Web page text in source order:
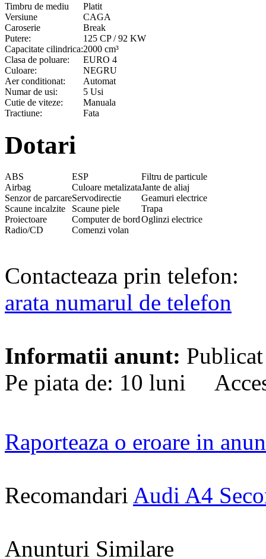
Timbru de mediu
Platit
Versiune
CAGA
Caroserie
Break
Putere:
125 CP / 92 KW
Capacitate cilindrica:2000 cm³
Clasa de poluare:
EURO 4
Culoare:
NEGRU
Aer conditionat:
Automat
Numar de usi:
5 Usi
Cutie de viteze:
Manuala
Tractiune:
Fata
Dotari
ABS ESP
Filtru de particule
Airbag
Culoare metalizataJante de aliaj
Senzor de parcareServodirectie
Geamuri electrice
Scaune incalzite
Scaune piele
Trapa
Proiectoare
Computer de bordOglinzi electrice
Radio/CD
Comenzi volan
Contacteaza prin telefon:
arata numarul de telefon
Informatii anunt:
Pe piata de: 10 luni
Raporteaza o eroare in
Recomandari Audi A4
Anunturi Similare